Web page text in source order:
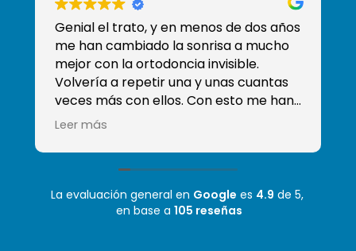
Genial el trato, y en menos de dos años
me han cambiado la sonrisa a mucho
mejor con la ortodoncia invisible.
Volvería a repetir una y unas cuantas
veces más con ellos. Con esto me han
ganado y han conseguido que sea mi
tengo a Moha que es el mejor
odontólogo que he tenido! Mil gracias
Leer más
La evaluación general en Google es 4.9 de 5,
en base a 105 reseñas